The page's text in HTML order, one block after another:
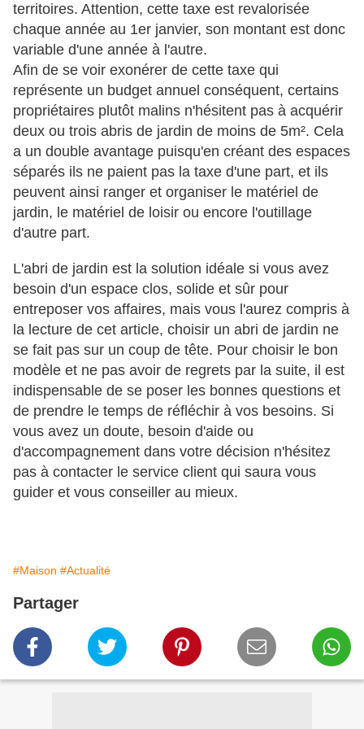
territoires. Attention, cette taxe est revalorisée
chaque année au 1er janvier, son montant est donc
variable d'une année à l'autre.
Afin de se voir exonérer de cette taxe qui
représente un budget annuel conséquent, certains
propriétaires plutôt malins n'hésitent pas à acquérir
deux ou trois abris de jardin de moins de 5m². Cela
a un double avantage puisqu'en créant des espaces
séparés ils ne paient pas la taxe d'une part, et ils
peuvent ainsi ranger et organiser le matériel de
jardin, le matériel de loisir ou encore l'outillage
d'autre part.
L'abri de jardin est la solution idéale si vous avez
besoin d'un espace clos, solide et sûr pour
entreposer vos affaires, mais vous l'aurez compris à
la lecture de cet article, choisir un abri de jardin ne
se fait pas sur un coup de tête. Pour choisir le bon
modèle et ne pas avoir de regrets par la suite, il est
indispensable de se poser les bonnes questions et
de prendre le temps de réfléchir à vos besoins. Si
vous avez un doute, besoin d'aide ou
d'accompagnement dans votre décision n'hésitez
pas à contacter le service client qui saura vous
guider et vous conseiller au mieux.
#Maison #Actualité
Partager